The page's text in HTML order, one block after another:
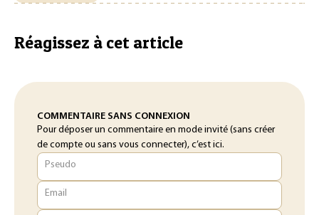
Réagissez à cet article
COMMENTAIRE SANS CONNEXION
Pour déposer un commentaire en mode invité (sans créer
de compte ou sans vous connecter), c’est ici.
Pseudo
Email